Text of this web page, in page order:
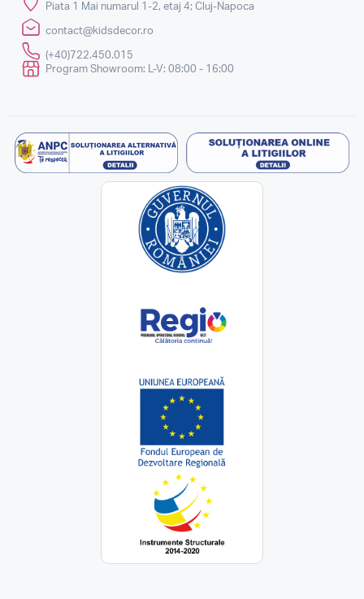
Piata 1 Mai numarul 1-2, etaj 4; Cluj-Napoca
contact@kidsdecor.ro
(+40)722.450.015
Program Showroom: L-V: 08:00 - 16:00